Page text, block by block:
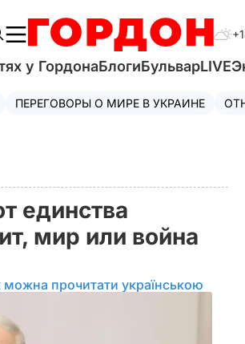
у ГордонаБлогиБульварLIVE
ПЕРЕГОВОРЫ О МИРЕ В УКРАИНЕ
единства
мир или война
можна прочитати українською